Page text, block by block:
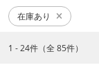
在庫あり
1 - 24件（全 85件）